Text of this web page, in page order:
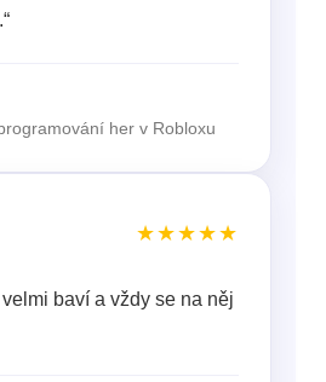
her v Robloxu
★★★★★
baví a vždy se na něj